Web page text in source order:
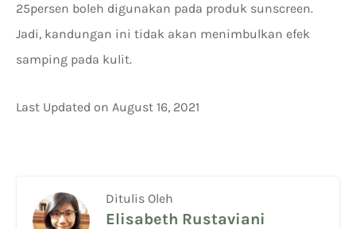
25persen boleh digunakan pada produk sunscreen.
Jadi, kandungan ini tidak akan menimbulkan efek
samping pada kulit.
Last Updated on August 16, 2021
Ditulis Oleh
Elisabeth Rustaviani